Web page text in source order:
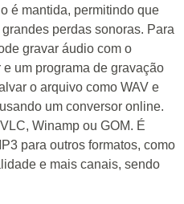
é mantida, permitindo que
perdas sonoras. Para
gravar áudio com o
um programa de gravação
o arquivo como WAV e
um conversor online.
Winamp ou GOM. É
para outros formatos, como
e mais canais, sendo